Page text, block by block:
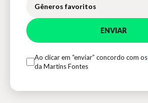
Gêneros favoritos
ENVIAR
Ao clicar em “enviar” concordo com os
da Martins Fontes